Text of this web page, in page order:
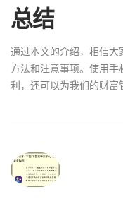
总结
通过本文的介绍，相信
方法和注意事项。使用
利，还可以为我们的财富